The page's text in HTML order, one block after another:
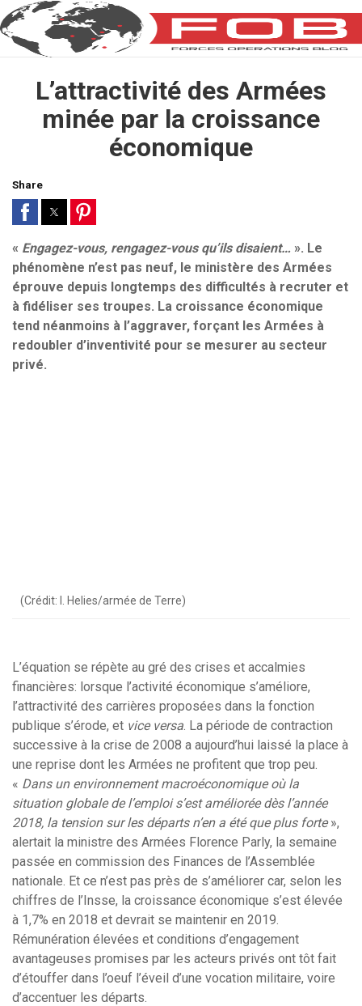
L’attractivité des Armées
minée par la croissance
économique
Share
« Engagez-vous, rengagez-vous qu’ils disaient… ». Le
phénomène n’est pas neuf, le ministère des Armées
éprouve depuis longtemps des difficultés à recruter et
à fidéliser ses troupes. La croissance économique
tend néanmoins à l’aggraver, forçant les Armées à
redoubler d’inventivité pour se mesurer au secteur
privé.
(Crédit: I. Helies/armée de Terre)
L’équation se répète au gré des crises et accalmies
financières: lorsque l’activité économique s’améliore,
l’attractivité des carrières proposées dans la fonction
publique s’érode, et vice versa. La période de contraction
successive à la crise de 2008 a aujourd’hui laissé la place à
une reprise dont les Armées ne profitent que trop peu.
« Dans un environnement macroéconomique où la
situation globale de l’emploi s’est améliorée dès l’année
2018, la tension sur les départs n’en a été que plus forte»,
alertait la ministre des Armées Florence Parly, la semaine
passée en commission des Finances de l’Assemblée
nationale. Et ce n’est pas près de s’améliorer car, selon les
chiffres de l’Insse, la croissance économique s’est élevée
à 1,7% en 2018 et devrait se maintenir en 2019.
Rémunération élevées et conditions d’engagement
avantageuses promises par les acteurs privés ont tôt fait
d’étouffer dans l’oeuf l’éveil d’une vocation militaire, voire
d’accentuer les départs.